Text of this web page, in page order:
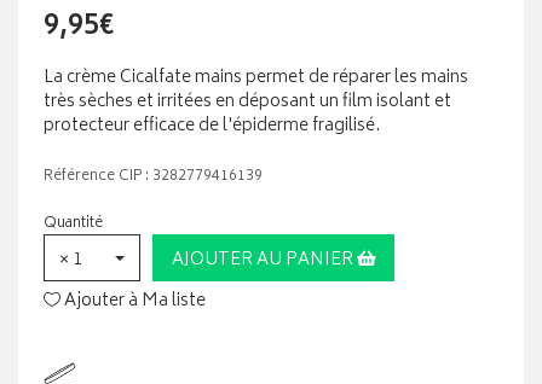
9,95€
La crème Cicalfate mains permet de réparer les mains
très sèches et irritées en déposant un film isolant et
protecteur efficace de l'épiderme fragilisé.
Référence CIP : 3282779416139
Quantité
× 1
AJOUTER AU PANIER
Ajouter à Ma liste